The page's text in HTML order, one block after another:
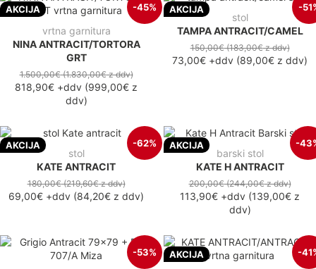
AKCIJA -45%
vrtna garnitura
NINA ANTRACIT/TORTORA
GRT
1.500,00€(1.830,00€z ddv)
818,90€ +ddv (999,00€ z
ddv)
AKCIJA -
stol
TAMPA ANTRACIT/CAMEL
150,00€(183,00€z ddv)
73,00€ +ddv (89,00€ z ddv)
AKCIJA -62%
stol
KATE ANTRACIT
180,00€(219,60€z ddv)
69,00€ +ddv (84,20€ z ddv)
AKCIJA -
barski stol
KATE H ANTRACIT
200,00€(244,00€z ddv)
113,90€ +ddv (139,00€ z
ddv)
-53% AKCIJA -